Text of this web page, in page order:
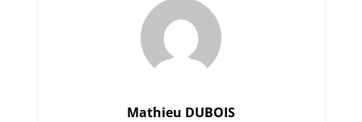
Mathieu DUBOIS